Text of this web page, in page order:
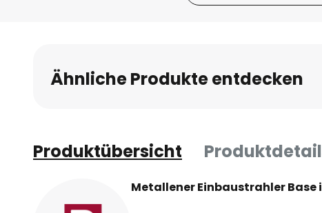
Bildgalerie
springen
Ähnliche Produkte entdecken
Produktübersicht
Metallener Einbaustrahler Base